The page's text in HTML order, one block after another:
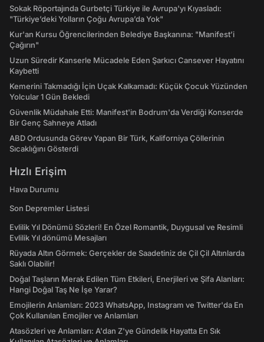
Sokak Röportajında Gurbetçi Türkiye ile Avrupa'yı Kıyasladı:
"Türkiye’deki Yolların Çoğu Avrupa’da Yok"
Kur'an Kursu Öğrencilerinden Belediye Başkanına: "Manifest’i
Çağırın"
Uzun Süredir Kanserle Mücadele Eden Şarkıcı Cansever Hayatını
Kaybetti
Kemerini Takmadığı İçin Uçak Kalkamadı: Küçük Çocuk Yüzünden
Yolcular 1 Gün Bekledi
Güvenlik Müdahale Etti: Manifest'in Bodrum'da Verdiği Konserde
Bir Genç Sahneye Atladı
ABD Ordusunda Görev Yapan Bir Türk, Kaliforniya Çöllerinin
Sıcaklığını Gösterdi
Hızlı Erişim
Hava Durumu
Son Depremler Listesi
Evlilik Yıl Dönümü Sözleri! En Özel Romantik, Duygusal ve Resimli
Evlilik Yıl dönümü Mesajları
Rüyada Altın Görmek: Gerçekler de Saadetiniz de Çil Çil Altınlarda
Saklı Olabilir!
Doğal Taşların Merak Edilen Tüm Etkileri, Enerjileri ve Şifa Alanları:
Hangi Doğal Taş Ne İşe Yarar?
Emojilerin Anlamları: 2023 WhatsApp, Instagram ve Twitter'da En
Çok Kullanılan Emojiler ve Anlamları
Atasözleri ve Anlamları: A'dan Z'ye Gündelik Hayatta En Sık